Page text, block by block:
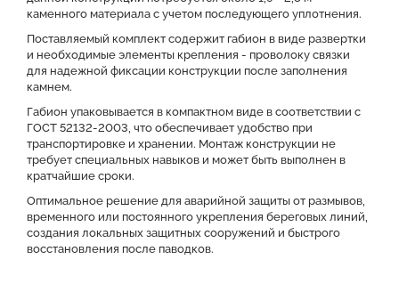
каменного материала с учетом последующего уплотнения.
Поставляемый комплект содержит габион в виде развертки
и необходимые элементы крепления - проволоку связки
для надежной фиксации конструкции после заполнения
камнем.
Габион упаковывается в компактном виде в соответствии с
ГОСТ 52132-2003, что обеспечивает удобство при
транспортировке и хранении. Монтаж конструкции не
требует специальных навыков и может быть выполнен в
кратчайшие сроки.
Оптимальное решение для аварийной защиты от размывов,
временного или постоянного укрепления береговых линий,
создания локальных защитных сооружений и быстрого
восстановления после паводков.